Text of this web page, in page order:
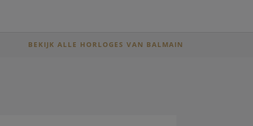
BEKIJK ALLE HORLOGES VAN BALMAIN